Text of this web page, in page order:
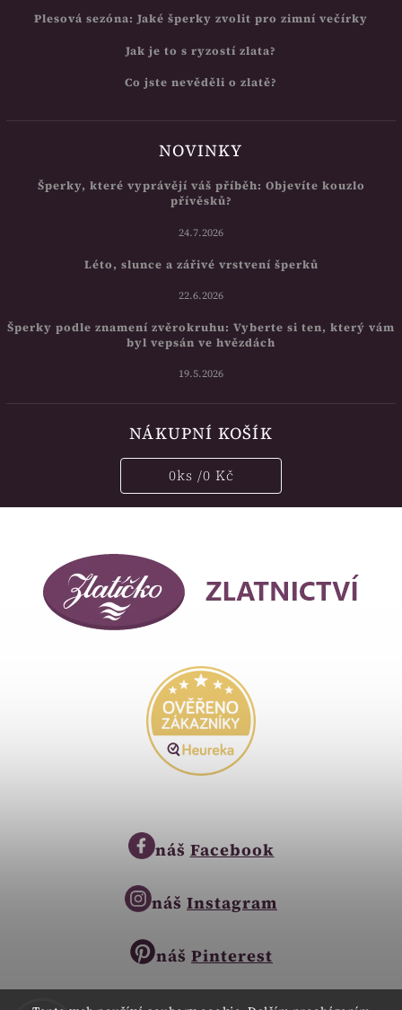
Plesová sezóna: Jaké šperky zvolit pro zimní večírky
Jak je to s ryzostí zlata?
Co jste nevěděli o zlatě?
NOVINKY
Šperky, které vyprávějí váš příběh: Objevíte kouzlo
přívěsků?
24.7.2026
Léto, slunce a zářivé vrstvení šperků
22.6.2026
Šperky podle znamení zvěrokruhu: Vyberte si ten, který vám
byl vepsán ve hvězdách
19.5.2026
NÁKUPNÍ KOŠÍK
0ks /0 Kč
náš Facebook
náš Instagram
náš Pinterest